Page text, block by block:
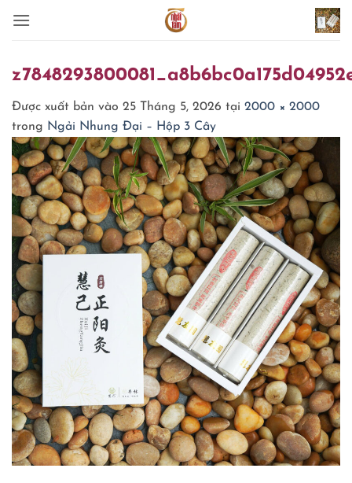
qua
dung
Được xuất bản vào 25 Tháng 5, 2026 tại 2000 × 2000
trong Ngải Nhung Đại – Hộp 3 Cây